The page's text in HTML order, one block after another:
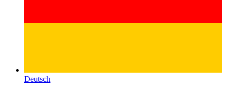
Deutsch